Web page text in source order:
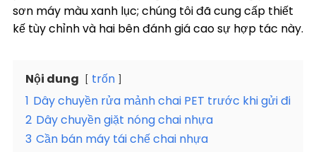
sơn máy màu xanh lục; chúng tôi đã cung cấp thiết
kế tùy chỉnh và hai bên đánh giá cao sự hợp tác này.
Nội dung
trốn
1 Dây chuyền rửa mảnh chai PET trước khi gửi đi
2 Dây chuyền giặt nóng chai nhựa
3 Cần bán máy tái chế chai nhựa